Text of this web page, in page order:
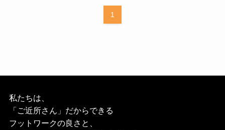
1
私たちは、
「ご近所さん」だからできる
フットワークの良さと、